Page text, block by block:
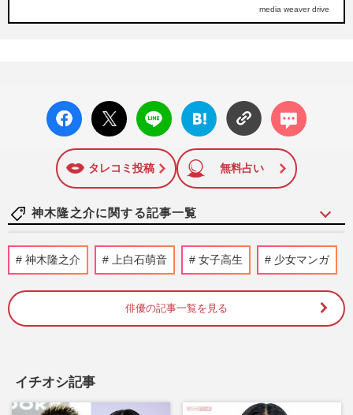
media weaver drive
facebo
ok い
X ポス
ト
LINE
はてな
ブック
に追加
コメン
ト
タレコミ投稿 無料占い
神木隆之介に関する記事一覧
《朝ドラ「理想の男性パートナー」ランキ
ングTOP10》『あんぱん』北村匠海、『あ
週刊女性2026年6月2日号 2026/5/19
神木隆之介 上白石萌音 女子高生 少女マンガ
俳優の記事一覧を見る
イチオシ記事